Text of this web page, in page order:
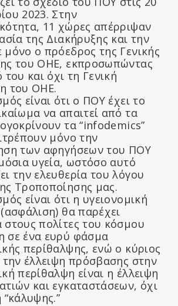
2023. Στην
11 χώρες απέρριψαν
της Διακήρυξης και την
μόνο ο πρόεδρος της Γενικής
του ΟΗΕ, εκπροσωπώντας
και όχι τη Γενική
του ΟΗΕ.
είναι ότι ο ΠΟΥ έχει το
να απαιτεί από τα
τα “infodemics”
μόνο την
των αφηγήσεων του ΠΟΥ
υγεία, ωστόσο αυτό
την ελευθερία του λόγου
Τροποποίησης μας.
είναι ότι η υγειονομική
θα παρέχει
στους πολίτες του κόσμου
σε ένα ευρύ φάσμα
περίθαλψης, ενώ ο κύριος
την έλλειψη πρόσβασης στην
περίθαλψη είναι η έλλειψη
και εγκαταστάσεων, όχι
“κάλυψης.”